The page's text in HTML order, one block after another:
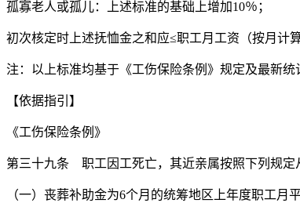
孤寡老人或孤儿：上述标准的基础上增加10％；
初次核定时上述抚恤金之和应≤职工月工资（按月计算
注：以上标准均基于《工伤保险条例》规定及最新统
【依据指引】
《工伤保险条例》
第三十九条 职工因工死亡，其近亲属按照下列规定
（一）丧葬补助金为6个月的统筹地区上年度职工月